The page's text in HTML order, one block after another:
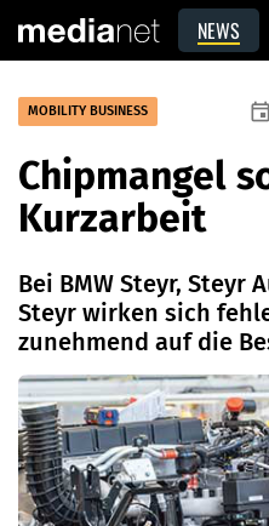
NEWS
MOBILITY BUSINESS event
Chipmangel
Kurzarbeit
Bei BMW Steyr, Steyr
Steyr wirken sich
zunehmend auf die